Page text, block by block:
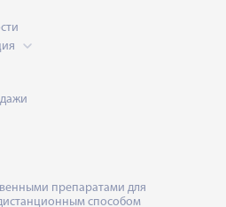
препаратами для
способом